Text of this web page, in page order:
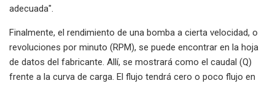
adecuada".
Finalmente, el rendimiento de una bomba a cierta velocidad, o
revoluciones por minuto (RPM), se puede encontrar en la hoja
de datos del fabricante. Allí, se mostrará como el caudal (Q)
frente a la curva de carga. El flujo tendrá cero o poco flujo en